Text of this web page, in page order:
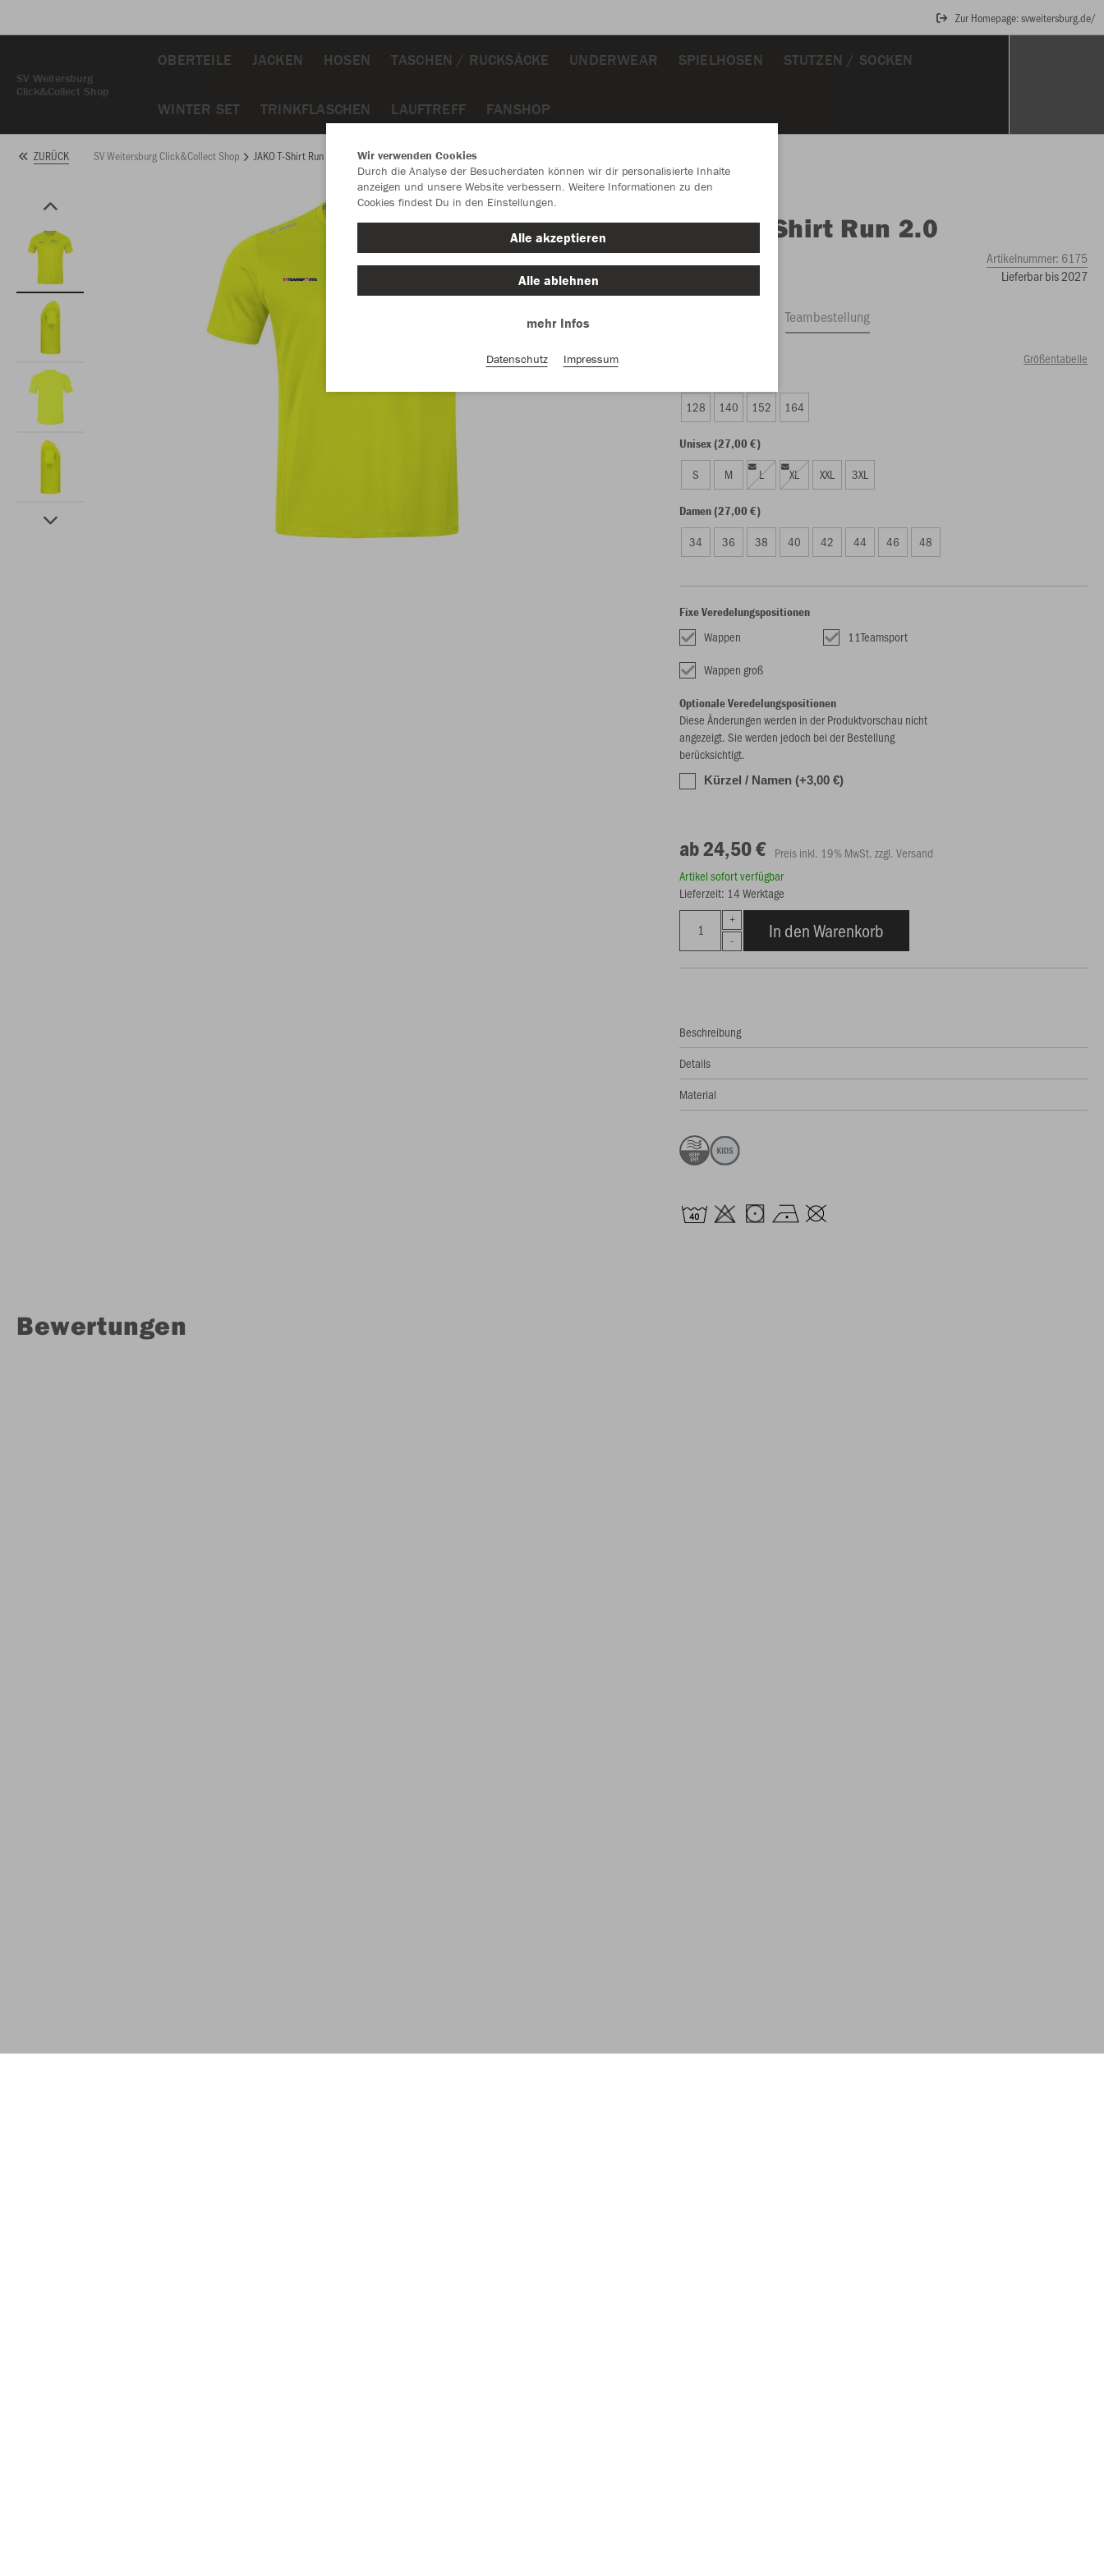
Zur Homepage: svweitersburg.de/
SV Weitersburg
Click&Collect Shop
OBERTEILE JACKEN HOSEN TASCHEN / RUCKSÄCKE UNDERWEAR SPIELHOSEN STUTZEN / SOCKEN
WINTER SET TRINKFLASCHEN LAUFTREFF FANSHOP
ZURÜCK SV Weitersburg Click&Collect Shop JAKO T-Shirt Run 2.0
JAKO T-Shirt Run 2.0
Artikelnummer: 6175
Lieferbar bis 2027
Teambestellung
Größentabelle
128 140 152 164
Unisex (27,00 €)
S M L XL XXL 3XL
Damen (27,00 €)
34 36 38 40 42 44 46 48
Fixe Veredelungspositionen
Wappen
11Teamsport
Wappen groß
Optionale Veredelungspositionen
Diese Änderungen werden in der Produktvorschau nicht
angezeigt. Sie werden jedoch bei der Bestellung
berücksichtigt.
Kürzel / Namen (+3,00 €)
ab 24,50 € Preis inkl. 19% MwSt. zzgl. Versand
Artikel sofort verfügbar
Lieferzeit: 14 Werktage
In den Warenkorb
Beschreibung
Details
Material
Bewertungen
Wir verwenden Cookies
Durch die Analyse der Besucherdaten können wir dir personalisierte Inhalte
anzeigen und unsere Website verbessern. Weitere Informationen zu den
Cookies findest Du in den Einstellungen.
Alle akzeptieren
Alle ablehnen
mehr Infos
Datenschutz Impressum